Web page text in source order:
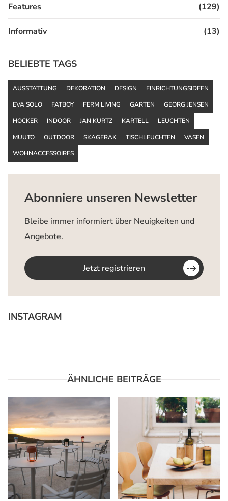
Features (129)
Informativ (13)
BELIEBTE TAGS
AUSSTATTUNG DEKORATION DESIGN
EINRICHTUNGSIDEEN
EVA SOLO
FATBOY FERM LIVING GARTEN
GEORG JENSEN
HOCKER
INDOOR JAN KURTZ KARTELL
LEUCHTEN
MUUTO
OUTDOOR SKAGERAK TISCHLEUCHTEN
VASEN
WOHNACCESSOIRES
Abonniere unseren Newsletter
Bleibe immer informiert über Neuigkeiten und
Angebote.
Jetzt registrieren
INSTAGRAM
ÄHNLICHE BEITRÄGE